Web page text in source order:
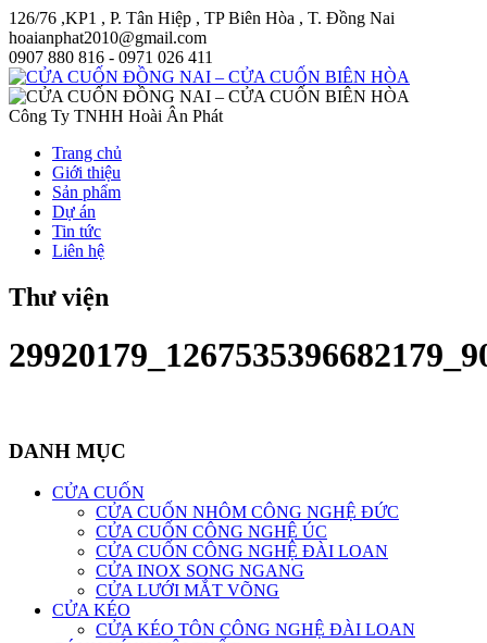
126/76 ,KP1 , P. Tân Hiệp , TP Biên Hòa , T. Đồng Nai
hoaianphat2010@gmail.com
0907 880 816 - 0971 026 411
Công Ty TNHH Hoài Ân Phát
Trang chủ
Giới thiệu
Sản phẩm
Dự án
Tin tức
Liên hệ
Thư viện
DANH MỤC
CỬA CUỐN
CỬA CUỐN NHÔM CÔNG NGHỆ ĐỨC
CỬA CUỐN CÔNG NGHỆ ÚC
CỬA CUỐN CÔNG NGHỆ ĐÀI LOAN
CỬA INOX SONG NGANG
CỬA LƯỚI MẮT VÕNG
CỬA KÉO
CỬA KÉO TÔN CÔNG NGHỆ ĐÀI LOAN